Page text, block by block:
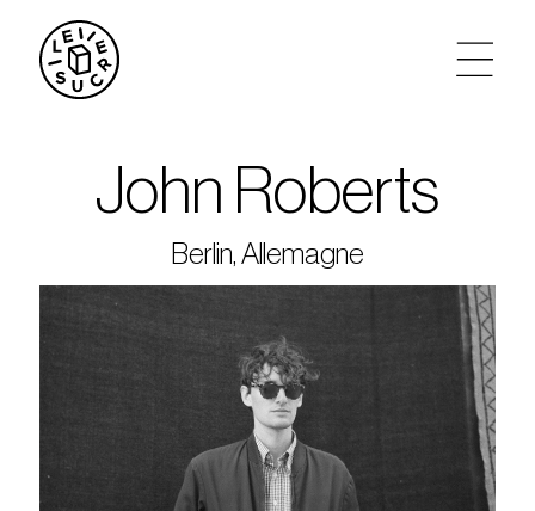
agenda
tickets
le sucre max
partenariats
privatisations
John Roberts
Berlin, Allemagne